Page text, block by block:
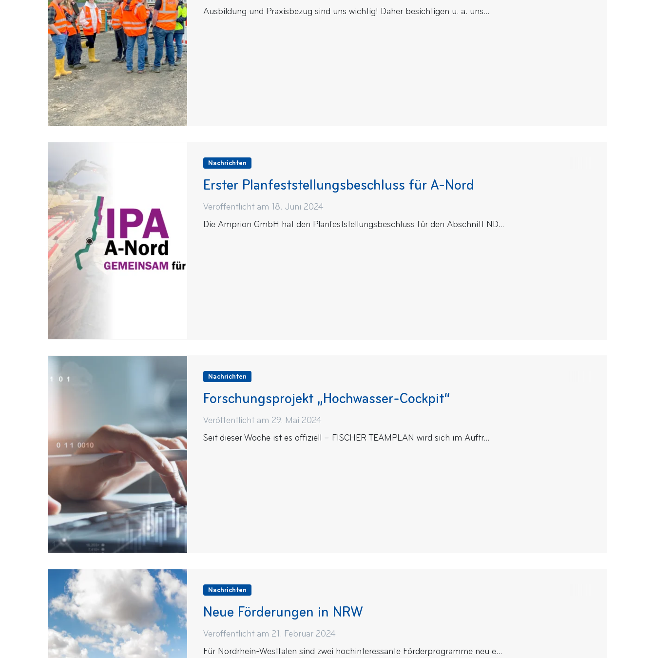
Ausbildung und Praxisbezug sind uns wichtig! Daher besichtigen u. a. uns...
Nachrichten
Erster Planfeststellungsbeschluss für A-Nord
Veröffentlicht am 18. Juni 2024
Die Amprion GmbH hat den Planfeststellungsbeschluss für den Abschnitt ND...
Nachrichten
Forschungsprojekt „Hochwasser-Cockpit“
Veröffentlicht am 29. Mai 2024
Seit dieser Woche ist es offiziell – FISCHER TEAMPLAN wird sich im Auftr...
Nachrichten
Neue Förderungen in NRW
Veröffentlicht am 21. Februar 2024
Für Nordrhein-Westfalen sind zwei hochinteressante Förderprogramme neu e...